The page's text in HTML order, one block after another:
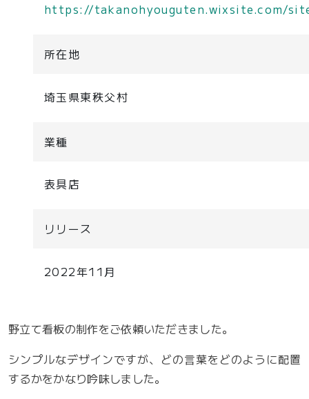
https://takanohyouguten.wixsite.com/
所在地
埼玉県東秩父村
業種
表具店
リリース
2022年11月
野立て看板の制作をご依頼いただきました。
シンプルなデザインですが、どの言葉をどのように配置
するかをかなり吟味しました。